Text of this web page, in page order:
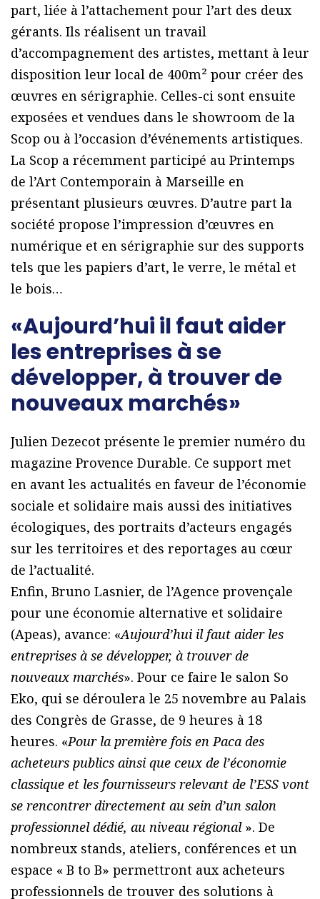
part, liée à l’attachement pour l’art des deux
gérants. Ils réalisent un travail
d’accompagnement des artistes, mettant à leur
disposition leur local de 400m² pour créer des
œuvres en sérigraphie. Celles-ci sont ensuite
exposées et vendues dans le showroom de la
Scop ou à l’occasion d’événements artistiques.
La Scop a récemment participé au Printemps
de l’Art Contemporain à Marseille en
présentant plusieurs œuvres. D’autre part la
société propose l’impression d’œuvres en
numérique et en sérigraphie sur des supports
tels que les papiers d’art, le verre, le métal et
le bois…
«Aujourd’hui il faut aider
les entreprises à se
développer, à trouver de
nouveaux marchés»
Julien Dezecot présente le premier numéro du
magazine Provence Durable. Ce support met
en avant les actualités en faveur de l’économie
sociale et solidaire mais aussi des initiatives
écologiques, des portraits d’acteurs engagés
sur les territoires et des reportages au cœur
de l’actualité.
Enfin, Bruno Lasnier, de l’Agence provençale
pour une économie alternative et solidaire
(Apeas), avance: «Aujourd’hui il faut aider les
entreprises à se développer, à trouver de
nouveaux marchés». Pour ce faire le salon So
Eko, qui se déroulera le 25 novembre au Palais
des Congrès de Grasse, de 9 heures à 18
heures. «Pour la première fois en Paca des
acheteurs publics ainsi que ceux de l’économie
classique et les fournisseurs relevant de l’ESS vont
se rencontrer directement au sein d’un salon
professionnel dédié, au niveau régional ». De
nombreux stands, ateliers, conférences et un
espace « B to B» permettront aux acheteurs
professionnels de trouver des solutions à